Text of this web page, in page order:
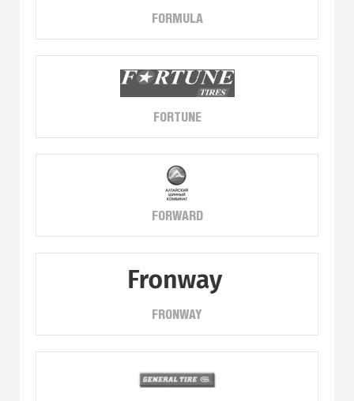
FORMULA
FORTUNE
FORWARD
FRONWAY